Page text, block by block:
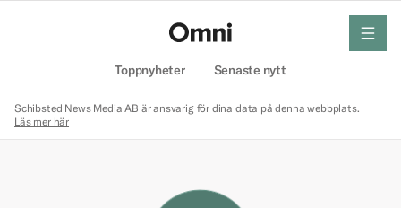
Toppnyheter Senaste nytt
meny
Schibsted News Media AB är ansvarig för dina data på denna webbplats.
Läs mer här